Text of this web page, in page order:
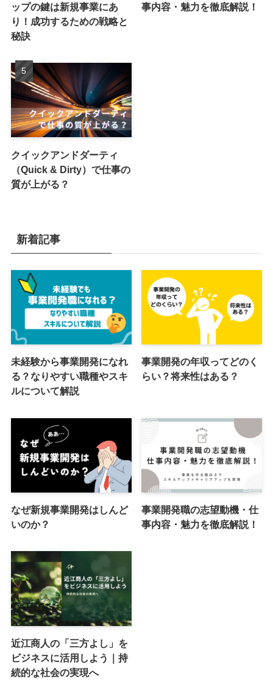
ップの鍵は新規事業にあ
り！成功するための戦略と
秘訣
事内容・魅力を徹底解説！
クイックアンドダーティ
（Quick & Dirty）で仕事の
質が上がる？
新着記事
未経験から事業開発になれ
る？なりやすい職種やスキ
ルについて解説
事業開発の年収ってどのく
らい？将来性はある？
なぜ新規事業開発はしんど
いのか？
事業開発職の志望動機・仕
事内容・魅力を徹底解説！
近江商人の「三方よし」を
ビジネスに活用しよう｜持
続的な社会の実現へ